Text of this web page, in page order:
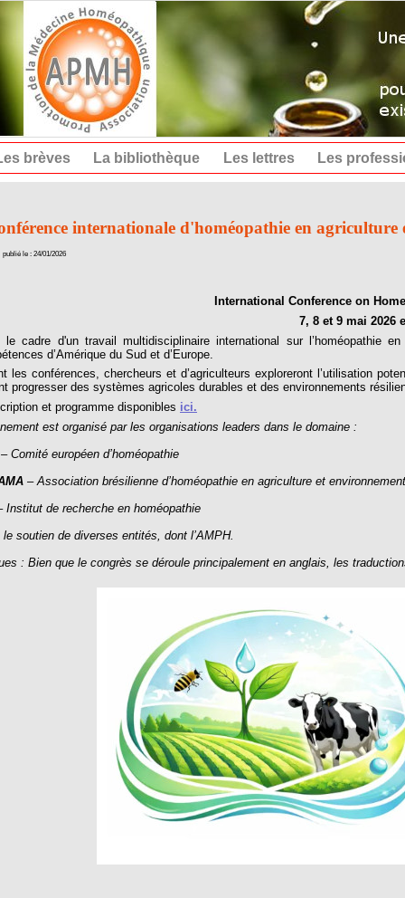
brèves La bibliothèque Les lettres Les
internationale d'homéopathie en agriculture
publié le : 24/01/2026
International Conference on
7, 8 et 9 mai 2026
le cadre d'un travail multidisciplinaire international sur l’homéopathie
d’Amérique du Sud et d’Europe.
les conférences, chercheurs et d’agriculteurs exploreront l’utilisation
progresser des systèmes agricoles durables et des environnements
et programme disponibles ici.
est organisé par les organisations leaders dans le domaine :
Comité européen d’homéopathie
– Association brésilienne d’homéopathie en agriculture et environnement
Institut de recherche en homéopathie
soutien de diverses entités, dont l’AMPH.
: Bien que le congrès se déroule principalement en anglais, les